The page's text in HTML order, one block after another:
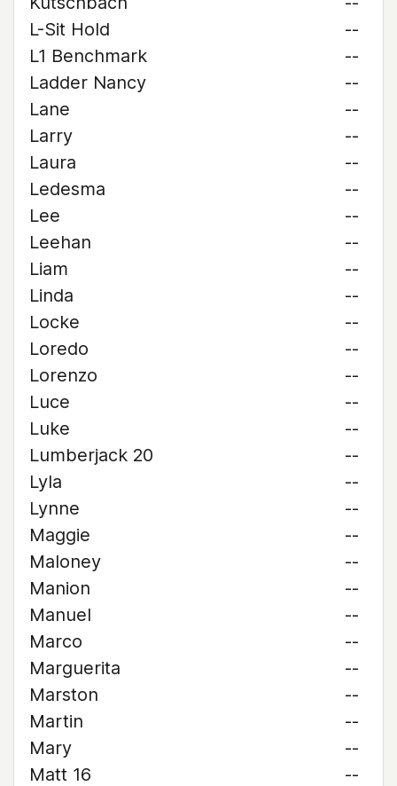
L-Sit Hold
--
L1 Benchmark
--
Ladder Nancy
--
Lane
--
Larry
--
Laura
--
Ledesma
--
Lee
--
Leehan
--
Liam
--
Linda
--
Locke
--
Loredo
--
Lorenzo
--
Luce
--
Luke
--
Lumberjack 20
--
Lyla
--
Lynne
--
Maggie
--
Maloney
--
Manion
--
Manuel
--
Marco
--
Marguerita
--
Marston
--
Martin
--
Mary
--
Matt 16
--